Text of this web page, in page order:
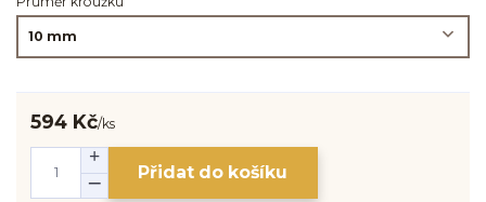
594 Kč/ks
Přidat do košíku